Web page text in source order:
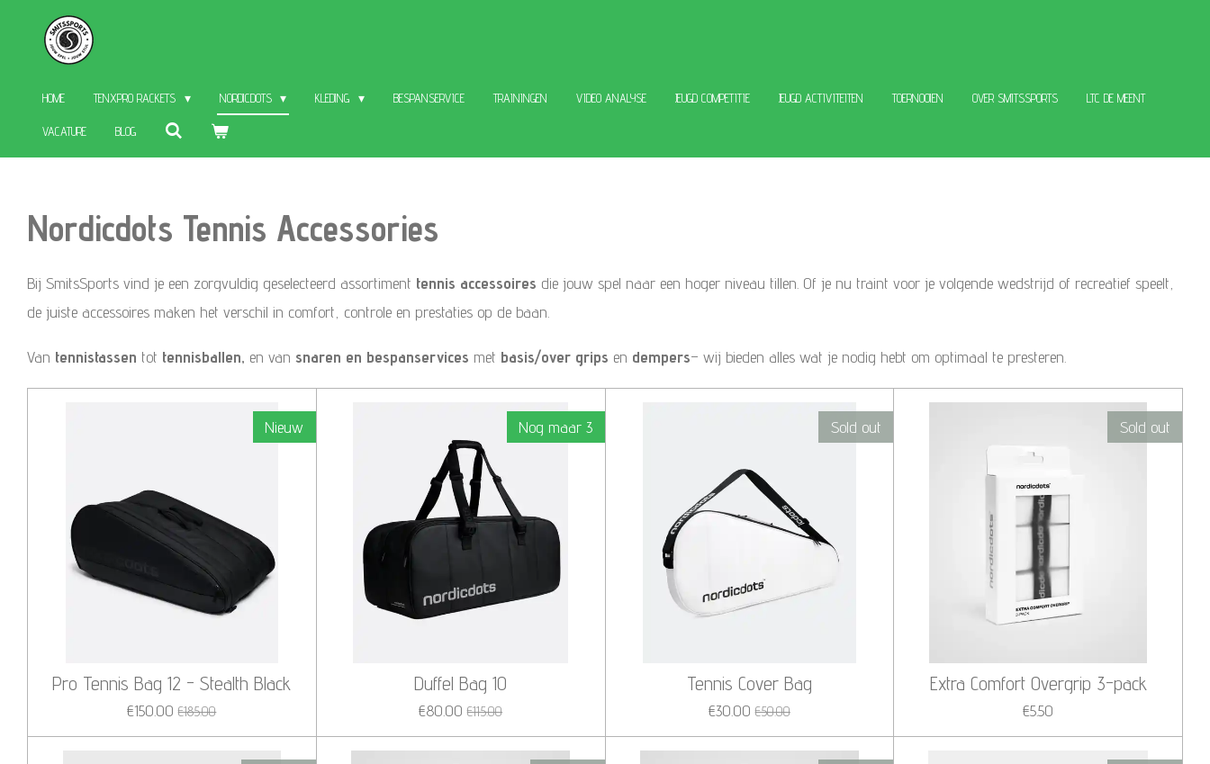
HOME TENXPRO RACKETS NORDICDOTS KLEDING BESPANSERVICE TRAININGEN VIDEO ANALYSE JEUGD COMPETITIE JEUGD ACTIVITEITEN TOERNOOIEN OVER SMITSSPORTS LTC DE MEENT
VACATURE BLOG
Nordicdots Tennis Accessories
Bij SmitsSports vind je een zorgvuldig geselecteerd assortiment tennis accessoires die jouw spel naar een hoger niveau tillen. Of je nu traint voor je volgende wedstrijd of recreatief speelt,
de juiste accessoires maken het verschil in comfort, controle en prestaties op de baan.
Van tennistassen tot tennisballen, en van snaren en bespanservices met basis/over grips en dempers– wij bieden alles wat je nodig hebt om optimaal te presteren.
Nieuw
Pro Tennis Bag 12 - Stealth Black
€150.00 €185.00
Nog maar 3
Duffel Bag 10
€80.00 €115.00
Sold out
Tennis Cover Bag
€30.00 €50.00
Sold out
Extra Comfort Overgrip 3-pack
€5.50